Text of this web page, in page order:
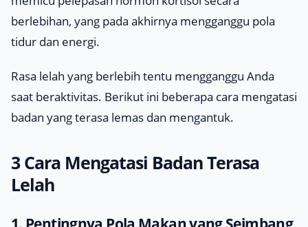
berlebihan, yang pada akhirnya mengganggu pola
tidur dan energi.
Rasa lelah yang berlebih tentu mengganggu Anda
saat beraktivitas. Berikut ini beberapa cara mengatasi
badan yang terasa lemas dan mengantuk.
3 Cara Mengatasi Badan Terasa
Lelah